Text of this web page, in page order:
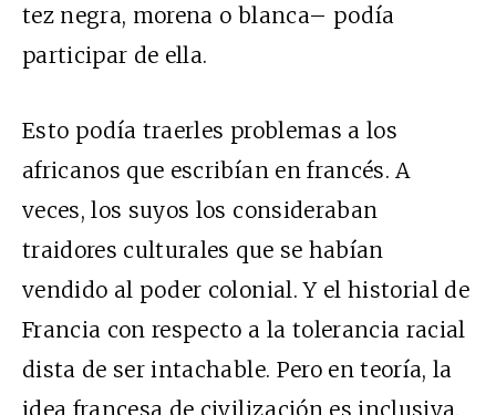
tez negra, morena o blanca– podía
participar de ella.
Esto podía traerles problemas a los
africanos que escribían en francés. A
veces, los suyos los consideraban
traidores culturales que se habían
vendido al poder colonial. Y el historial de
Francia con respecto a la tolerancia racial
dista de ser intachable. Pero en teoría, la
idea francesa de civilización es inclusiva.